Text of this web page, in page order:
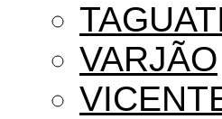
VARJÃO